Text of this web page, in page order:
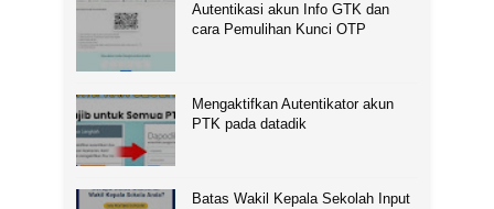
Autentikasi akun Info GTK dan
cara Pemulihan Kunci OTP
Mengaktifkan Autentikator akun
PTK pada datadik
Batas Wakil Kepala Sekolah Input